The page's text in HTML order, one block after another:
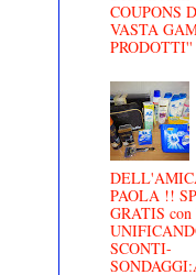
COUPONS
VASTA
PRODOTTI''
PAOLA !!
GRATIS
SCONTI-